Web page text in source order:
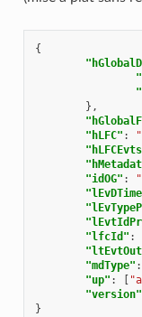
{
},
"hLFC" :
"idOG" :
"lfcId" :
"mdType" :
"up" :
"version"
}